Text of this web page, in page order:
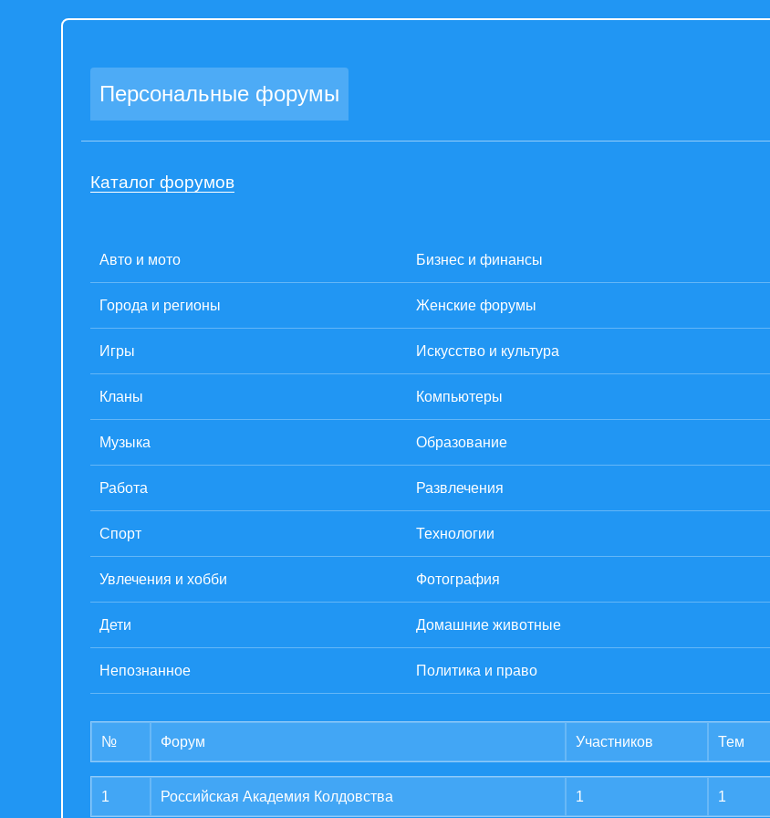
Персональные форумы
Каталог форумов
Авто и мото Бизнес и финансы
Города и регионы Женские форумы
Игры Искусство и культура
Кланы Компьютеры
Музыка Образование
Работа Развлечения
Спорт Технологии
Увлечения и хобби Фотография
Дети Домашние животные
Непознанное Политика и право
№ Форум Участников Тем
1 Российская Академия Колдовства 1 1